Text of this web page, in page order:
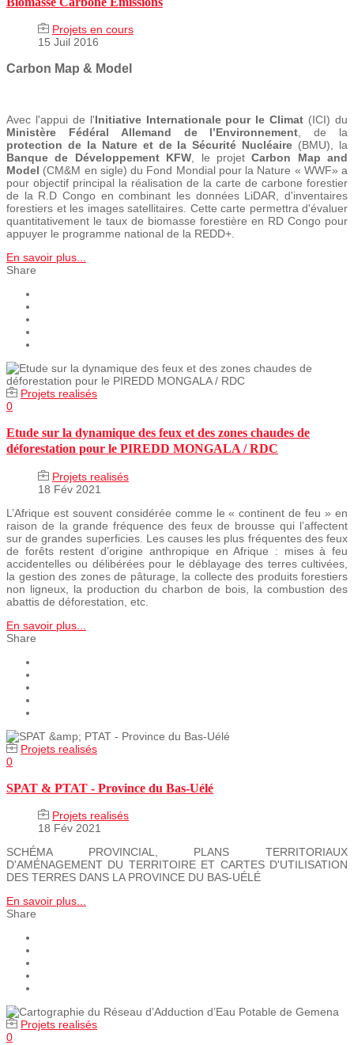
Projets en cours
15 Juil 2016
Carbon Map & Model
Avec l'appui de l'Initiative Internationale pour le Climat (ICI) du
Ministère Fédéral Allemand de l’Environnement , de la
protection de la Nature et de la Sécurité Nucléaire (BMU), la
Banque de Développement KFW , le projetCarbon Map and
Model (CM&M en sigle) du Fond Mondial pour la Nature « WWF» a
pour objectif principal la réalisation de la carte de carbone forestier
de la R.D Congo en combinant les données LiDAR, d'inventaires
forestiers et les images satellitaires. Cette carte permettra d'évaluer
quantitativement le taux de biomasse forestière en RD Congo pour
appuyer le programme national de la REDD+.
En savoir plus...
Share
Projets realisés
0
Etude sur la dynamique des feux et des zones chaudes de
déforestation pour le PIREDD MONGALA / RDC
Projets realisés
18 Fév 2021
L’Afrique est souvent considérée comme le « continent de feu » en
raison de la grande fréquence des feux de brousse qui l’affectent
sur de grandes superficies. Les causes les plus fréquentes des feux
de forêts restent d’origine anthropique en Afrique : mises à feu
accidentelles ou délibérées pour le déblayage des terres cultivées,
la gestion des zones de pâturage, la collecte des produits forestiers
non ligneux, la production du charbon de bois, la combustion des
abattis de déforestation, etc.
En savoir plus...
Share
Projets realisés
0
SPAT & PTAT - Province du Bas-Uélé
Projets realisés
18 Fév 2021
SCHÉMA PROVINCIAL, PLANS TERRITORIAUX
D'AMÉNAGEMENT DU TERRITOIRE ET CARTES D'UTILISATION
DES TERRES DANS LA PROVINCE DU BAS‐UÉLÉ
En savoir plus...
Share
Projets realisés
0